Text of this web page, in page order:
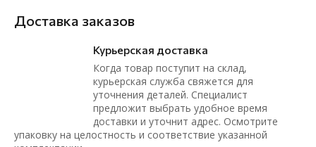
Доставка заказов
Курьерская доставка
Когда товар поступит на склад,
курьерская служба свяжется для
уточнения деталей. Специалист
предложит выбрать удобное время
доставки и уточнит адрес. Осмотрите
упаковку на целостность и соответствие указанной